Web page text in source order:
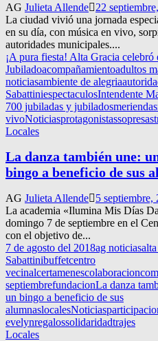
AG Julieta Allende 22
La ciudad vivió una jornada
en su día, con música en vivo,
autoridades municipales....
¡A pura fiesta! Alta Gracia celebró
Jubiladoacompañamientoadultos
noticiasambiente de alegria
SabattiniespectaculosIntendente
700 jubiladas y jubiladosmeriendas
vivoNoticiasprotagonistassopresas
Locales
La danza también une:
bingo a beneficio de sus
AG Julieta Allende 5 septiembre,
La academia «Ilumina Mis Días
domingo 7 de septiembre en el
con el objetivo de...
7 de agosto del 2018ag noticias
Sabattinibuffetcentro
vecinalcertamenescolaboracion
septiembrefundacionLa danza
un bingo a beneficio de sus
alumnaslocalesNoticias
evelynregalossolidaridadtrajes
Locales